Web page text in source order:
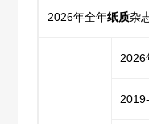
2026年全年纸质杂
2026